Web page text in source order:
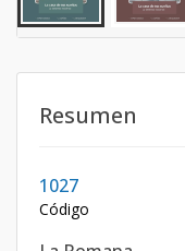
Resumen
1027
Código